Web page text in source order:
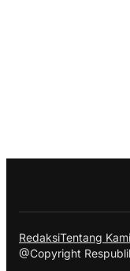
RedaksiTentang Kami
@Copyright